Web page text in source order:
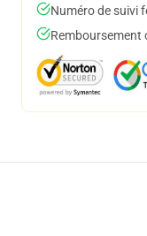
Numéro de suivi
Remboursement